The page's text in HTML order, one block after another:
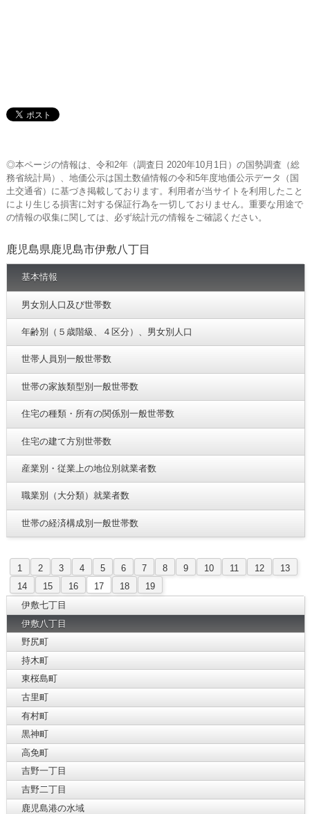
◎本ページの情報は、令和2年（調査日 2020年10月1日）の国勢調査（総
務省統計局）、地価公示は国土数値情報の令和5年度地価公示データ（国
土交通省）に基づき掲載しております。利用者が当サイトを利用したこと
により生じる損害に対する保証行為を一切しておりません。重要な用途で
の情報の収集に関しては、必ず統計元の情報をご確認ください。
鹿児島県鹿児島市伊敷八丁目
基本情報
男女別人口及び世帯数
年齢別（５歳階級、４区分）、男女別人口
世帯人員別一般世帯数
世帯の家族類型別一般世帯数
住宅の種類・所有の関係別一般世帯数
住宅の建て方別世帯数
産業別・従業上の地位別就業者数
職業別（大分類）就業者数
世帯の経済構成別一般世帯数
1 2 3 4 5 6 7 8 9 10 11 12
13
14
15 16 17 18
19
伊敷七丁目
伊敷八丁目
野尻町
持木町
東桜島町
古里町
有村町
黒神町
高免町
吉野一丁目
吉野二丁目
鹿児島港の水域